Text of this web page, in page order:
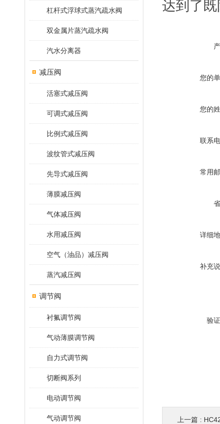
杠杆式浮球式蒸汽疏水阀
双金属片蒸汽疏水阀
汽水分离器
减压阀
活塞式减压阀
可调式减压阀
比例式减压阀
波纹管式减压阀
先导式减压阀
薄膜减压阀
气体减压阀
水用减压阀
空气（油品）减压阀
蒸汽减压阀
调节阀
衬氟调节阀
气动薄膜调节阀
自力式调节阀
切断阀系列
电动调节阀
气动调节阀
达到了
您的
您的
联系
常用
详细
补充
验
上一篇 :